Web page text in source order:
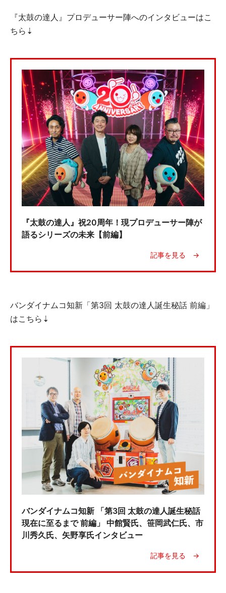
『太鼓の達人』プロデューサー陣へのインタビューはこ
ちら⇣
『太鼓の達人』祝20周年！現プロデューサー陣が
語るシリーズの未来【前編】
バンダイナムコ知新「第3回 太鼓の達人誕生秘話 前編」
はこちら⇣
バンダイナムコ知新 「第3回 太鼓の達人誕生秘話
現在に至るまで 前編」 中館賢氏、笹岡武仁氏、市
川秀久氏、矢野享氏インタビュー